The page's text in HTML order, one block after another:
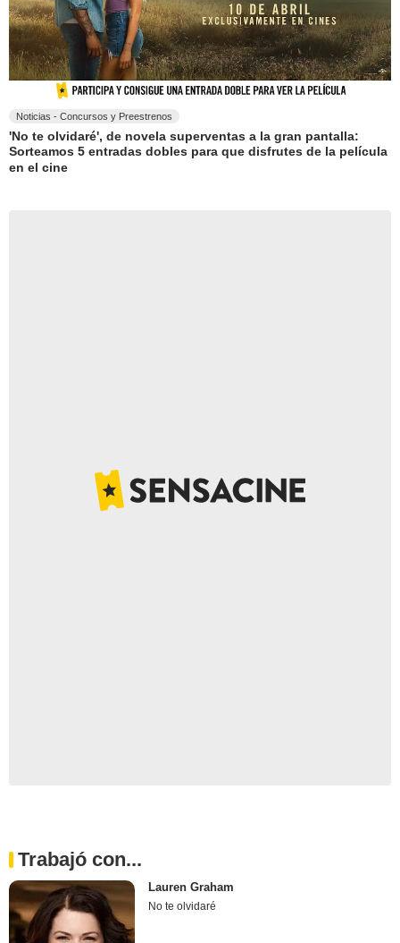
Noticias - Concursos y Preestrenos
'No te olvidaré', de novela superventas a la gran pantalla:
Sorteamos 5 entradas dobles para que disfrutes de la película
en el cine
Trabajó con...
Lauren Graham
No te olvidaré